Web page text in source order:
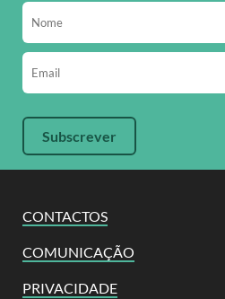
CONTACTOS
COMUNICAÇÃO
PRIVACIDADE